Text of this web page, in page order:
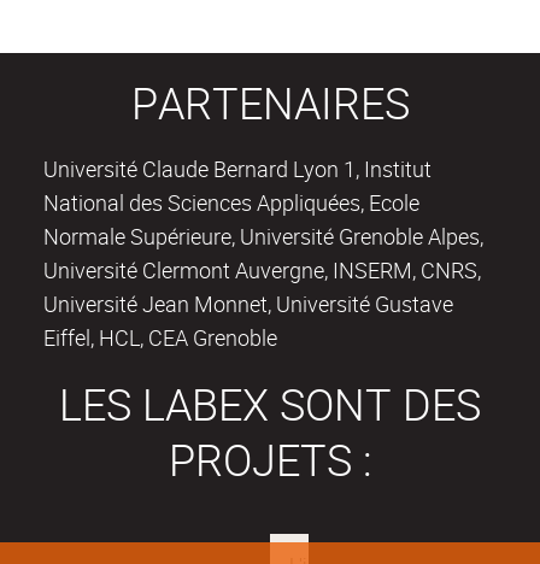
PARTENAIRES
Université Claude Bernard Lyon 1, Institut
National des Sciences Appliquées, Ecole
Normale Supérieure, Université Grenoble Alpes,
Université Clermont Auvergne, INSERM, CNRS,
Université Jean Monnet, Université Gustave
Eiffel, HCL, CEA Grenoble
LES LABEX SONT DES
PROJETS :